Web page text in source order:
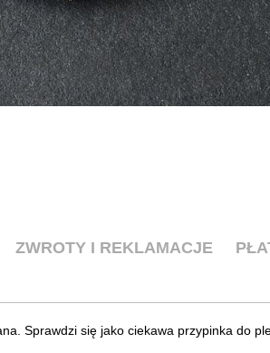
ZWROTY I REKLAMACJE
Sprawdzi się jako ciekawa przypinka do